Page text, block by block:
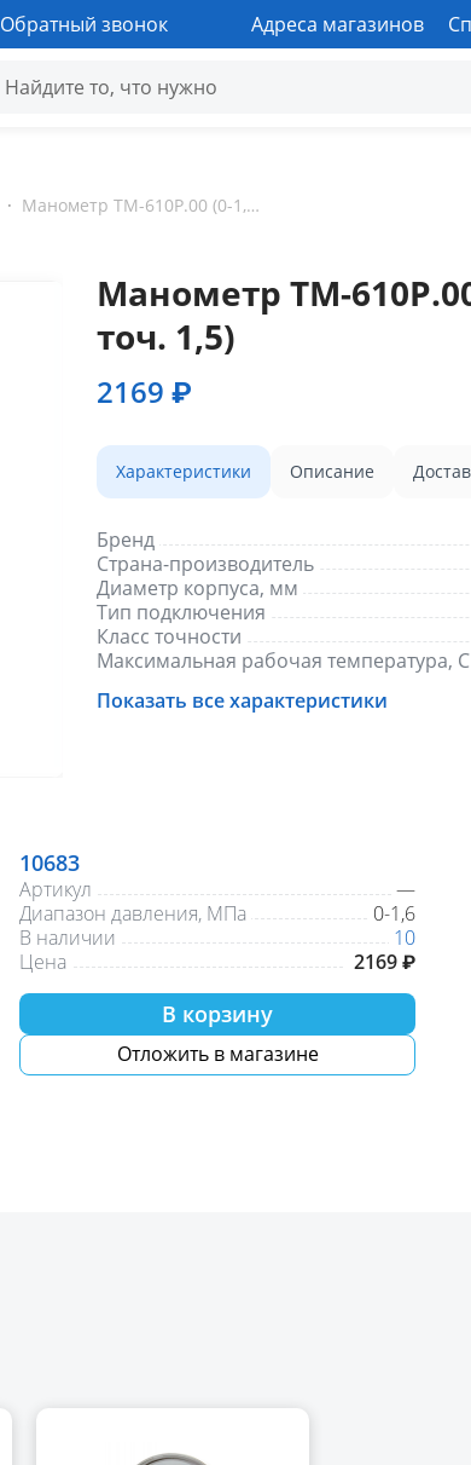
Обратный звонок Адреса магазинов
· Манометр ТМ-610Р.00 (0-1,6 МПа) G1/2 D=150 (кл. точ. 1,5)
Манометр ТМ-
точ. 1,5)
2169 ₽
Характеристики Описание
Бренд
Страна-производитель
Диаметр корпуса, мм
Тип подключения
Класс точности
Максимальная рабочая температура, С
Показать все характеристики
10683
Артикул
—
Диапазон давления, МПа
0-1,6
В наличии
10
Цена
2169 ₽
В корзину
Отложить в магазине